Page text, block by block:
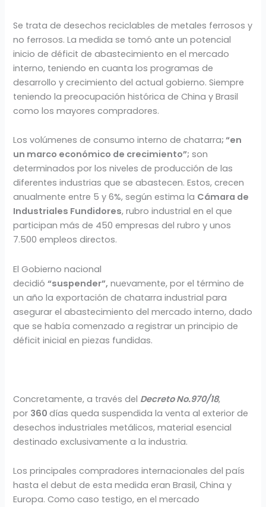
Se trata de desechos reciclables de metales ferrosos y
no ferrosos. La medida se tomó ante un potencial
inicio de déficit de abastecimiento en el mercado
interno, teniendo en cuanta los programas de
desarrollo y crecimiento del actual gobierno. Siempre
teniendo la preocupación histórica de China y Brasil
como los mayores compradores.
Los volúmenes de consumo interno de chatarra; “en
un marco económico de crecimiento”; son
determinados por los niveles de producción de las
diferentes industrias que se abastecen. Estos, crecen
anualmente entre 5 y 6%, según estima la Cámara de
Industriales Fundidores, rubro industrial en el que
participan más de 450 empresas del rubro y unos
7.500 empleos directos.
El Gobierno nacional
decidió“suspender”, nuevamente, por el término de
un año la exportación de chatarra industrial para
asegurar el abastecimiento del mercado interno, dado
que se había comenzado a registrar un principio de
déficit inicial en piezas fundidas.
Concretamente, a través del Decreto No.970/18,
por 360días queda suspendida la venta al exterior de
desechos industriales metálicos, material esencial
destinado exclusivamente a la industria.
Los principales compradores internacionales del país
hasta el debut de esta medida eran Brasil, China y
Europa. Como caso testigo, en el mercado